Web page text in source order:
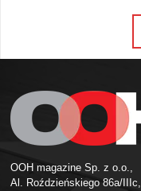
OOH magazine Sp. z o.o.,
Al. Roździeńskiego 86a/IIIc,